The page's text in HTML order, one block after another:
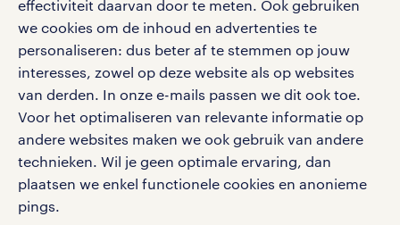
effectiviteit daarvan door te meten. Ook gebruiken
we cookies om de inhoud en advertenties te
personaliseren: dus beter af te stemmen op jouw
interesses, zowel op deze website als op websites
van derden. In onze e-mails passen we dit ook toe.
Voor het optimaliseren van relevante informatie op
andere websites maken we ook gebruik van andere
technieken. Wil je geen optimale ervaring, dan
plaatsen we enkel functionele cookies en anonieme
pings.
Volg ons voor de leukste content omtrent
vacatures, solliciteren en inspiratie.
werken bij randstad
gebruikersvoorwaarden
privacystatement
cookies